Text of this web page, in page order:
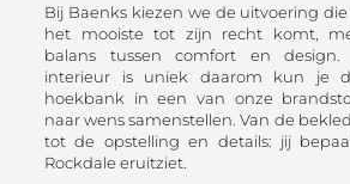
Bij Baenks kiezen we de uitvoering
het mooiste tot zijn recht komt,
balans tussen comfort en
interieur is uniek daarom kun je
hoekbank in een van onze
naar wens samenstellen. Van de
tot de opstelling en details: jij
Rockdale eruitziet.